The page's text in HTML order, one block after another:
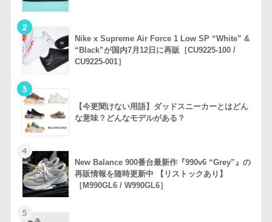
2
Nike x Supreme Air Force 1 Low SP “White” &
“Black”が国内7月12日に再販［CU9225-100 /
CU9225-001］
3
【今更聞けない用語】ダッドスニーカーとはどん
な意味？どんなモデルがある？
4
New Balance 900番台最新作『990v6 “Grey”』の
再販情報を随時更新中 【リストックあり】
［M990GL6 / W990GL6］
5